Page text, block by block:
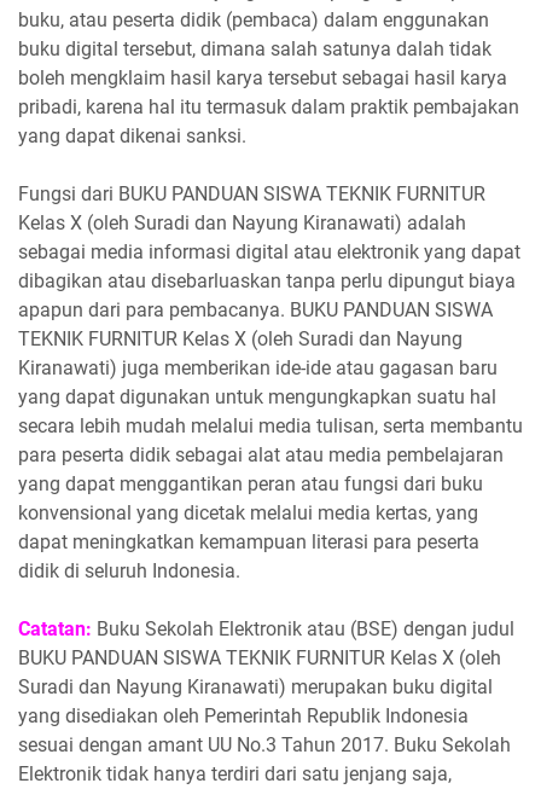
buku, atau peserta didik (pembaca) dalam enggunakan
buku digital tersebut, dimana salah satunya dalah tidak
boleh mengklaim hasil karya tersebut sebagai hasil karya
pribadi, karena hal itu termasuk dalam praktik pembajakan
yang dapat dikenai sanksi.
Fungsi dari BUKU PANDUAN SISWA TEKNIK FURNITUR
Kelas X (oleh Suradi dan Nayung Kiranawati) adalah
sebagai media informasi digital atau elektronik yang dapat
dibagikan atau disebarluaskan tanpa perlu dipungut biaya
apapun dari para pembacanya. BUKU PANDUAN SISWA
TEKNIK FURNITUR Kelas X (oleh Suradi dan Nayung
Kiranawati) juga memberikan ide-ide atau gagasan baru
yang dapat digunakan untuk mengungkapkan suatu hal
secara lebih mudah melalui media tulisan, serta membantu
para peserta didik sebagai alat atau media pembelajaran
yang dapat menggantikan peran atau fungsi dari buku
konvensional yang dicetak melalui media kertas, yang
dapat meningkatkan kemampuan literasi para peserta
didik di seluruh Indonesia.
Catatan: Buku Sekolah Elektronik atau (BSE) dengan judul
BUKU PANDUAN SISWA TEKNIK FURNITUR Kelas X (oleh
Suradi dan Nayung Kiranawati) merupakan buku digital
yang disediakan oleh Pemerintah Republik Indonesia
sesuai dengan amant UU No.3 Tahun 2017. Buku Sekolah
Elektronik tidak hanya terdiri dari satu jenjang saja,